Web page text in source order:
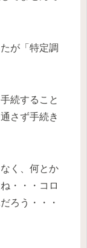
が「特定調
続すること
さず手続き
く、何とか
・・・コロ
ろう・・・